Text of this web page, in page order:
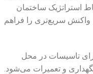
استراتژیک ساختمان
سریع‌تری را فراهم
تاسیسات در محل
و تعمیرات می‌شود.